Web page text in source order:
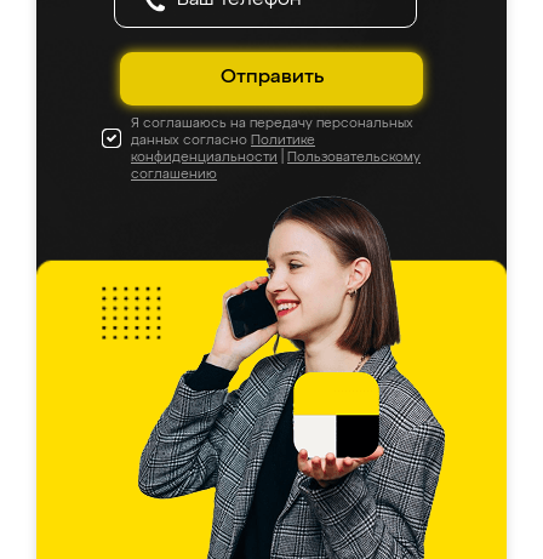
Отправить
Я соглашаюсь на передачу персональных
данных согласно Политике
конфиденциальности
Пользовательскому
соглашению